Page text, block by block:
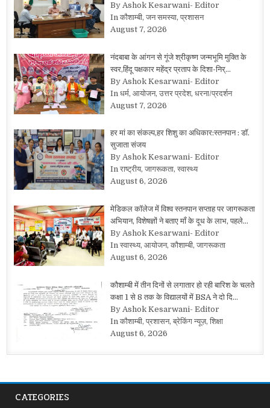
By Ashok Kesarwani- Editor
In कौशाम्बी, जन समस्या, प्रशासन
August 7, 2026
नंदबाबा के आंगन से गूंजे श्रीकृष्ण जन्मभूमि मुक्ति के
स्वर,हिंदू पक्षकार महेंद्र प्रताप के दिशा-निर्…
By Ashok Kesarwani- Editor
In धर्म, आयोजन, उत्तर प्रदेश, धरना/प्रदर्शन
August 7, 2026
हर मां का संकल्प,हर शिशु का अधिकार:स्तनपान : डॉ.
सुजाता संजय
By Ashok Kesarwani- Editor
In राष्ट्रीय, जागरूकता, स्वास्थ्य
August 6, 2026
मेडिकल कॉलेज में विश्व स्तनपान सप्ताह पर जागरूकता
अभियान, विशेषज्ञों ने बताए माँ के दूध के लाभ, पहले…
By Ashok Kesarwani- Editor
In स्वास्थ्य, आयोजन, कौशाम्बी, जागरूकता
August 6, 2026
कौशाम्बी में तीन दिनों से लगातार हो रही बारिश के चलते
कक्षा 1 से 8 तक के विद्यालयों में BSA ने दो दि…
By Ashok Kesarwani- Editor
In कौशाम्बी, प्रशासन, ब्रेकिंग न्यूज़, शिक्षा
August 6, 2026
CATEGORIES